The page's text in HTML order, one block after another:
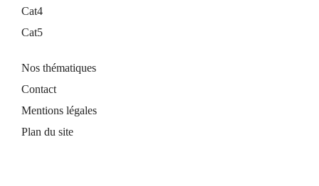
Cat4
Cat5
Nos thématiques
Contact
Mentions légales
Plan du site